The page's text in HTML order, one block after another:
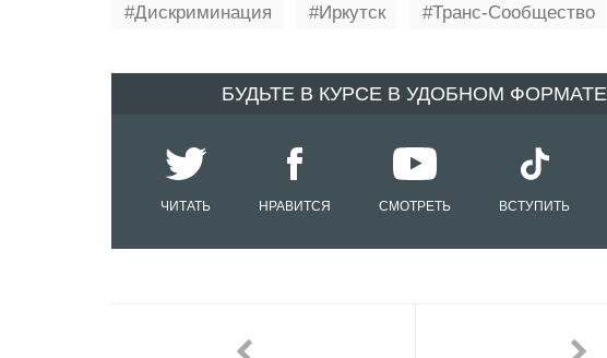
Дискриминация
Иркутск Транс-Сообщество
БУДЬТЕ В КУРСЕ В УДОБНОМ ФОРМАТЕ
ЧИТАТЬ НРАВИТСЯ СМОТРЕТЬ ВСТУПИТЬ